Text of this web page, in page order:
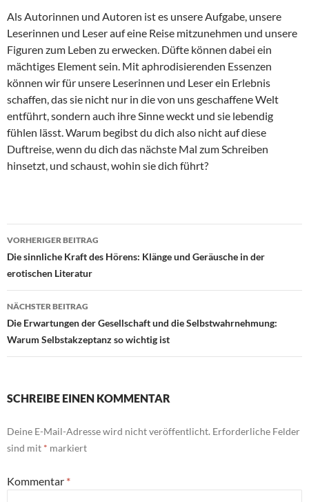
Als Autorinnen und Autoren ist es unsere Aufgabe, unsere
Leserinnen und Leser auf eine Reise mitzunehmen und unsere
Figuren zum Leben zu erwecken. Düfte können dabei ein
mächtiges Element sein. Mit aphrodisierenden Essenzen
können wir für unsere Leserinnen und Leser ein Erlebnis
schaffen, das sie nicht nur in die von uns geschaffene Welt
entführt, sondern auch ihre Sinne weckt und sie lebendig
fühlen lässt. Warum begibst du dich also nicht auf diese
Duftreise, wenn du dich das nächste Mal zum Schreiben
hinsetzt, und schaust, wohin sie dich führt?
Beitragsnavigation
VORHERIGER BEITRAG
Die sinnliche Kraft des Hörens: Klänge und Geräusche in der
erotischen Literatur
NÄCHSTER BEITRAG
Die Erwartungen der Gesellschaft und die Selbstwahrnehmung:
Warum Selbstakzeptanz so wichtig ist
SCHREIBE EINEN KOMMENTAR
Deine E-Mail-Adresse wird nicht veröffentlicht. Erforderliche Felder
sind mit * markiert
Kommentar *